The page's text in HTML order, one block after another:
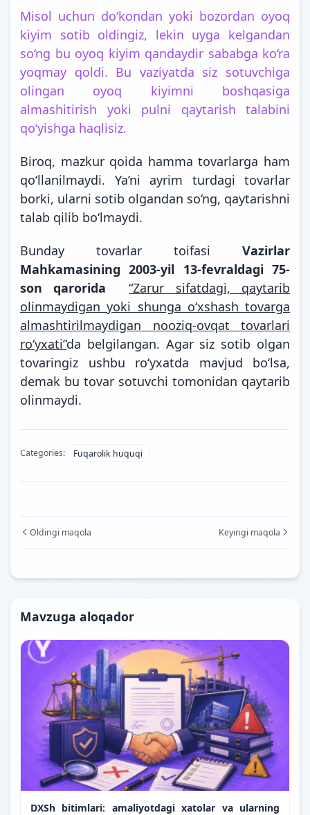
Misol uchun do‘kondan yoki bozordan oyoq
kiyim sotib oldingiz, lekin uyga kelgandan
so‘ng bu oyoq kiyim qandaydir sababga ko‘ra
yoqmay qoldi. Bu vaziyatda siz sotuvchiga
olingan oyoq kiyimni boshqasiga
almashitirish yoki pulni qaytarish talabini
qo‘yishga haqlisiz.
Biroq, mazkur qoida hamma tovarlarga ham
qo‘llanilmaydi. Ya’ni ayrim turdagi tovarlar
borki, ularni sotib olgandan so‘ng, qaytarishni
talab qilib bo‘lmaydi.
Bunday tovarlar toifasi Vazirlar
Mahkamasining 2003-yil 13-fevraldagi 75-
son qarorida
“Zarur sifatdagi, qaytarib
olinmaydigan yoki shunga o‘xshash tovarga
almashtirilmaydigan nooziq-ovqat tovarlari
ro‘yxati”da belgilangan. Agar siz sotib olgan
tovaringiz ushbu ro‘yxatda mavjud bo‘lsa,
demak bu tovar sotuvchi tomonidan qaytarib
olinmaydi.
Categories: Fuqarolik huquqi
Oldingi maqola Keyingi maqola
Mavzuga aloqador
DXSh bitimlari: amaliyotdagi xatolar va ularning